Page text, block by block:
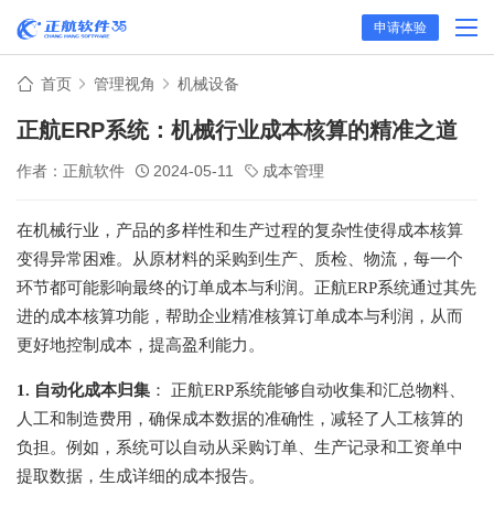
申请体验
首页 管理视角 机械设备
正航ERP系统：机械行业成本核算的精准之道
作者：正航软件 2024-05-11 成本管理
在机械行业，产品的多样性和生产过程的复杂性使得成本核算
变得异常困难。从原材料的采购到生产、质检、物流，每一个
环节都可能影响最终的订单成本与利润。正航ERP系统通过其先
进的成本核算功能，帮助企业精准核算订单成本与利润，从而
更好地控制成本，提高盈利能力。
1. 自动化成本归集 ： 正航ERP系统能够自动收集和汇总物料、
人工和制造费用，确保成本数据的准确性，减轻了人工核算的
负担。例如，系统可以自动从采购订单、生产记录和工资单中
提取数据，生成详细的成本报告。